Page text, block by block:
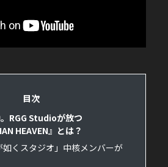
目次
RGG Studioが放つ
HEAVEN』とは？
如くスタジオ」中核メンバーが